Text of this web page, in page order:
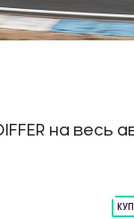
на весь